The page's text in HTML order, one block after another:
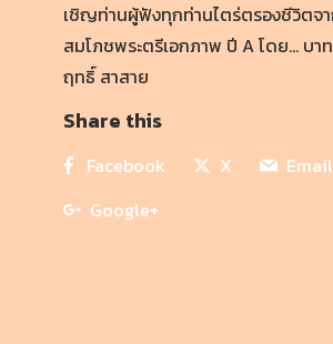
เชิญท่านผู้ฟังทุกท่านไตร่ตรองชีวิตจา
สมโภชพระตรีเอกภาพ ปี A โดย… บา
ฤทธิ์ สาสาย
Share this
Facebook X
Email
Google+